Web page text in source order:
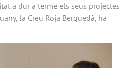
a dur a terme els seus projectes
la Creu Roja Berguedà, ha